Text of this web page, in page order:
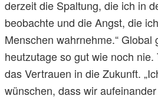
derzeit die Spaltung, die ich in
beobachte und die Angst, die
Menschen wahrnehme.“
heutzutage so gut wie noch
das Vertrauen in die Zukunft.
wünschen, dass wir